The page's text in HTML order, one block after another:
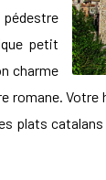
pédestre
petit
charme
romane.
plats